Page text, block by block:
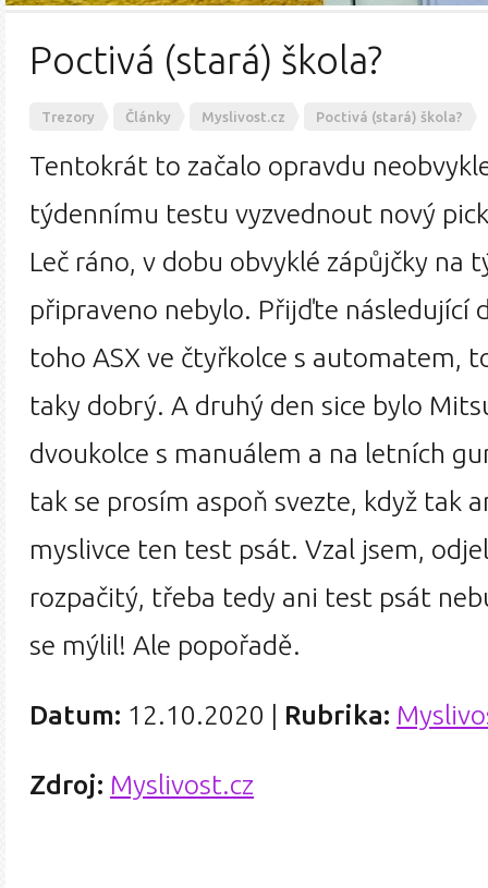
Poctivá (stará) škola?
Trezory Články Myslivost.cz Poctivá (stará) škola?
Tentokrát to začalo opravdu
týdennímu testu vyzvednout nový
Leč ráno, v dobu obvyklé zápůjčky na
připraveno nebylo. Přijďte následující
toho ASX ve čtyřkolce s automatem,
taky dobrý. A druhý den sice bylo
dvoukolce s manuálem a na letních
tak se prosím aspoň svezte, když tak
myslivce ten test psát. Vzal jsem,
rozpačitý, třeba tedy ani test psát
se mýlil! Ale popořadě.
Datum: 12.10.2020 Rubrika:
Zdroj: Myslivost.cz